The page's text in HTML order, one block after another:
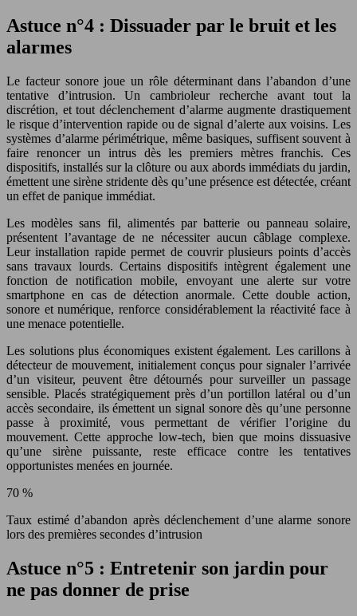
Astuce n°4 : Dissuader par le bruit et les
alarmes
Le facteur sonore joue un rôle déterminant dans l’abandon d’une
tentative d’intrusion. Un cambrioleur recherche avant tout la
discrétion, et tout déclenchement d’alarme augmente drastiquement
le risque d’intervention rapide ou de signal d’alerte aux voisins. Les
systèmes d’alarme périmétrique, même basiques, suffisent souvent à
faire renoncer un intrus dès les premiers mètres franchis. Ces
dispositifs, installés sur la clôture ou aux abords immédiats du jardin,
émettent une sirène stridente dès qu’une présence est détectée, créant
un effet de panique immédiat.
Les modèles sans fil, alimentés par batterie ou panneau solaire,
présentent l’avantage de ne nécessiter aucun câblage complexe.
Leur installation rapide permet de couvrir plusieurs points d’accès
sans travaux lourds. Certains dispositifs intègrent également une
fonction de notification mobile, envoyant une alerte sur votre
smartphone en cas de détection anormale. Cette double action,
sonore et numérique, renforce considérablement la réactivité face à
une menace potentielle.
Les solutions plus économiques existent également. Les carillons à
détecteur de mouvement, initialement conçus pour signaler l’arrivée
d’un visiteur, peuvent être détournés pour surveiller un passage
sensible. Placés stratégiquement près d’un portillon latéral ou d’un
accès secondaire, ils émettent un signal sonore dès qu’une personne
passe à proximité, vous permettant de vérifier l’origine du
mouvement. Cette approche low-tech, bien que moins dissuasive
qu’une sirène puissante, reste efficace contre les tentatives
opportunistes menées en journée.
70 %
Taux estimé d’abandon après déclenchement d’une alarme sonore
lors des premières secondes d’intrusion
Astuce n°5 : Entretenir son jardin pour
ne pas donner de prise